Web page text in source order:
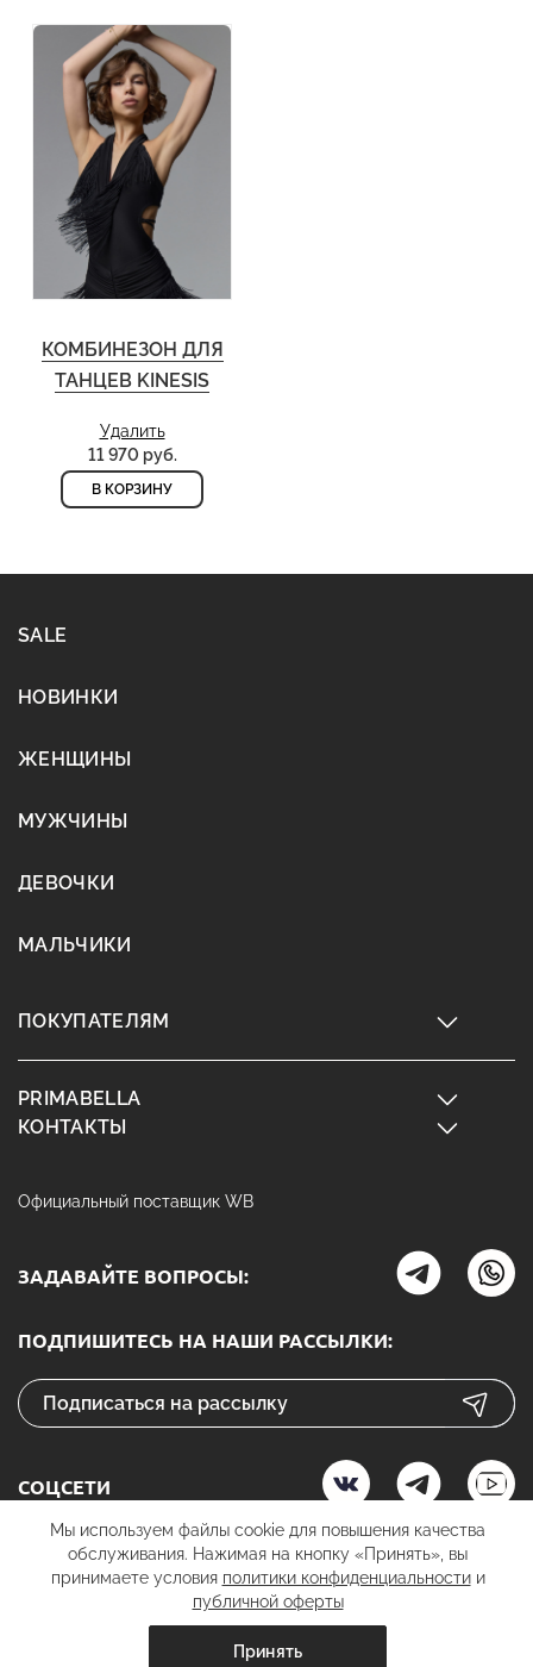
добавить в корзину
КОМБИНЕЗОН ДЛЯ
ТАНЦЕВ KINESIS
Удалить
11 970 руб.
В КОРЗИНУ
SALE
НОВИНКИ
ЖЕНЩИНЫ
МУЖЧИНЫ
ДЕВОЧКИ
МАЛЬЧИКИ
ПОКУПАТЕЛЯМ
PRIMABELLA
КОНТАКТЫ
Официальный поставщик WB
ЗАДАВАЙТЕ ВОПРОСЫ:
ПОДПИШИТЕСЬ НА НАШИ РАССЫЛКИ:
СОЦСЕТИ
К ОПЛАТЕ
Мы используем файлы cookie для повышения качества
обслуживания. Нажимая на кнопку «Принять», вы
принимаете условия политики конфиденциальностии
публичной оферты
Принять